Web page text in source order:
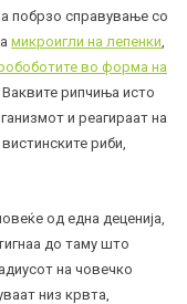
побрзо справување со
микроигли на лепенки
во форма на
Ваквите рипчиња исто
и реагираат на
риби,
од една деценија,
до таму што
на човечко
низ крвта,